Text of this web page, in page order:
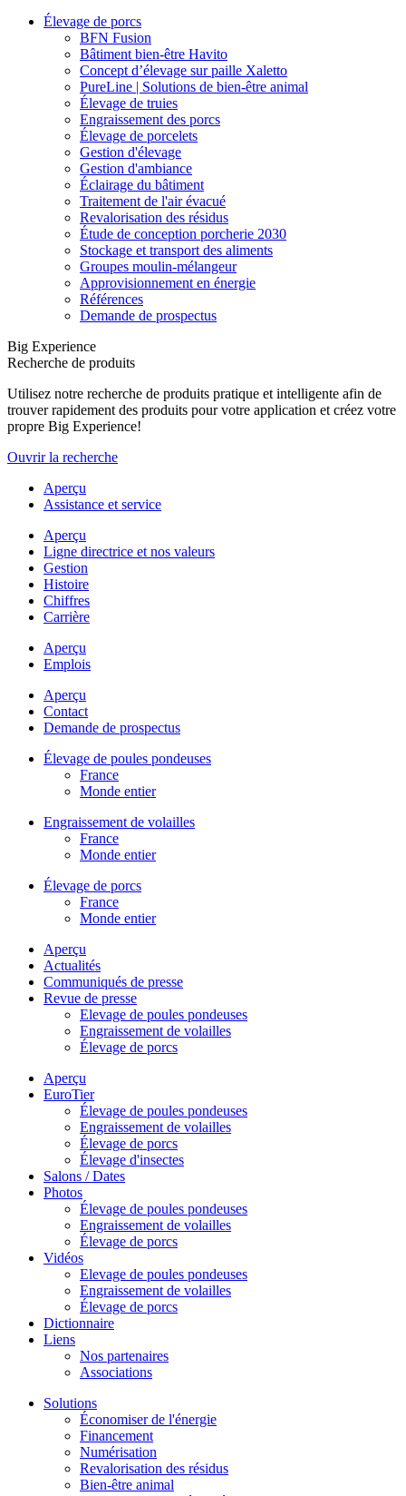
Élevage de porcs
BFN Fusion
Bâtiment bien-être Havito
Concept d’élevage sur paille Xaletto
PureLine | Solutions de bien-être animal
Élevage de truies
Engraissement des porcs
Élevage de porcelets
Gestion d'élevage
Gestion d'ambiance
Éclairage du bâtiment
Traitement de l'air évacué
Revalorisation des résidus
Étude de conception porcherie 2030
Stockage et transport des aliments
Groupes moulin-mélangeur
Approvisionnement en énergie
Références
Demande de prospectus
Big Experience
Recherche de produits
Utilisez notre recherche de produits pratique et intelligente afin de
trouver rapidement des produits pour votre application et créez votre
propre Big Experience!
Ouvrir la recherche
Aperçu
Assistance et service
Aperçu
Ligne directrice et nos valeurs
Gestion
Histoire
Chiffres
Carrière
Aperçu
Emplois
Aperçu
Contact
Demande de prospectus
Élevage de poules pondeuses
France
Monde entier
Engraissement de volailles
France
Monde entier
Élevage de porcs
France
Monde entier
Aperçu
Actualités
Communiqués de presse
Revue de presse
Elevage de poules pondeuses
Engraissement de volailles
Élevage de porcs
Aperçu
EuroTier
Élevage de poules pondeuses
Engraissement de volailles
Élevage de porcs
Élevage d'insectes
Salons / Dates
Photos
Élevage de poules pondeuses
Engraissement de volailles
Élevage de porcs
Vidéos
Elevage de poules pondeuses
Engraissement de volailles
Élevage de porcs
Dictionnaire
Liens
Nos partenaires
Associations
Solutions
Économiser de l'énergie
Financement
Numérisation
Revalorisation des résidus
Bien-être animal